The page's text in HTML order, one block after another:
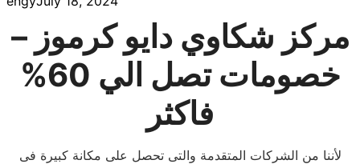
مركز شكاوي دايو كرموز –
خصومات تصل الي 60%
فاكثر
لأننا من الشركات المتقدمة والتى تحصل على مكانة كبيرة فى